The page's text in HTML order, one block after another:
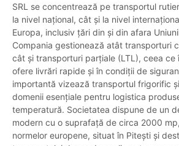
SRL se concentrează pe transportul
la nivel național, cât și la nivel
Europa, inclusiv țări din și din afara
Compania gestionează atât transporturi
cât și transporturi parțiale (LTL), ceea ce
ofere livrări rapide și în condiții de
importantă vizează transportul frigorific
domenii esențiale pentru logistica
temperatură. Societatea dispune de un
modern cu o suprafață de circa 2000
normelor europene, situat în Pitești și